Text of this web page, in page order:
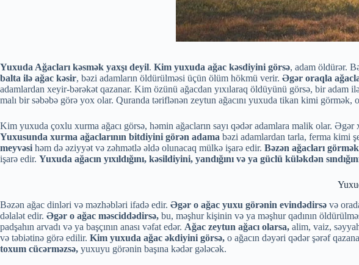
Yuxuda Ağacları kəsmək yaxşı deyil. Kim yuxuda ağac kəsdiyini görsə, adam öldürər.
balta ilə ağac kəsir, bəzi adamların öldürülməsi üçün ölüm hökmü verir. Əgər oraqla
adamlardan xeyir-bərəkət qazanar. Kim özünü ağacdan yıxılaraq öldüyünü görsə, bir adam
malı bir səbəbə görə yox olar. Quranda təriflənən zeytun ağacını yuxuda tikan kimi görmək,
Kim yuxuda çoxlu xurma ağacı görsə, həmin ağacların sayı qədər adamlara malik olar.
Yuxusunda xurma ağaclarının bitdiyini görən adama bəzi adamlardan tarla, ferma kimi
meyvəsi həm də əziyyət və zəhmətlə əldə olunacaq mülkə işarə edir. Bəzən ağacları
işarə edir. Yuxuda ağacın yıxıldığını, kəsildiyini, yandığını və ya güclü küləkdən
Bəzən ağac dinləri və məzhəbləri ifadə edir. Əgər o ağac yuxu görənin evindədirsə və
dəlalət edir. Əgər o ağac məsciddədirsə, bu, məşhur kişinin və ya məşhur qadının
padşahın arvadı və ya başçının anası vəfat edər. Ağac zeytun ağacı olarsa, alim, vaiz,
və təbiətinə görə edilir. Kim yuxuda ağac əkdiyini görsə, o ağacın dəyəri qədər şərəf
toxum cücərməzsə, yuxuyu görənin başına kədər gələcək.